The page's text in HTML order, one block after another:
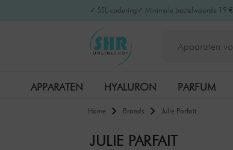
✓ SSL-codering ✓ Minimale bestelwaarde 19 €
APPARATEN HYALURON PARFUM
Home Brands Julie Parfait
JULIE PARFAIT